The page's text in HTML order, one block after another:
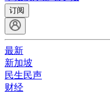
订阅
最新
新加坡
民生民声
财经